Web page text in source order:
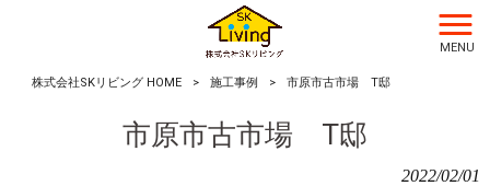
MENU
株式会社SKリビング HOME > 施工事例 > 市原市古市場 T邸
市原市古市場 T邸
2022/02/01